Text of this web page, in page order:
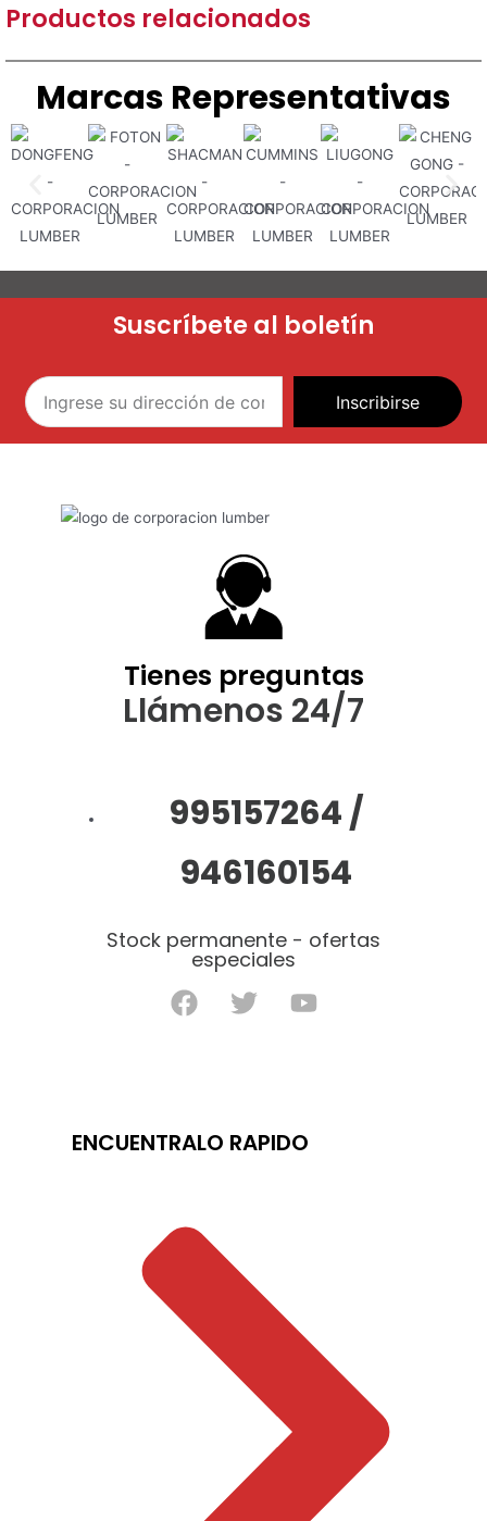
Productos relacionados
Marcas Representativas
Suscríbete al boletín
Inscribirse
Tienes preguntas
Llámenos 24/7
995157264 /
946160154
Stock permanente - ofertas
especiales
ENCUENTRALO RAPIDO